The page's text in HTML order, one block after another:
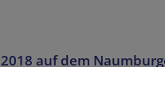
auf dem
vom Lions Club